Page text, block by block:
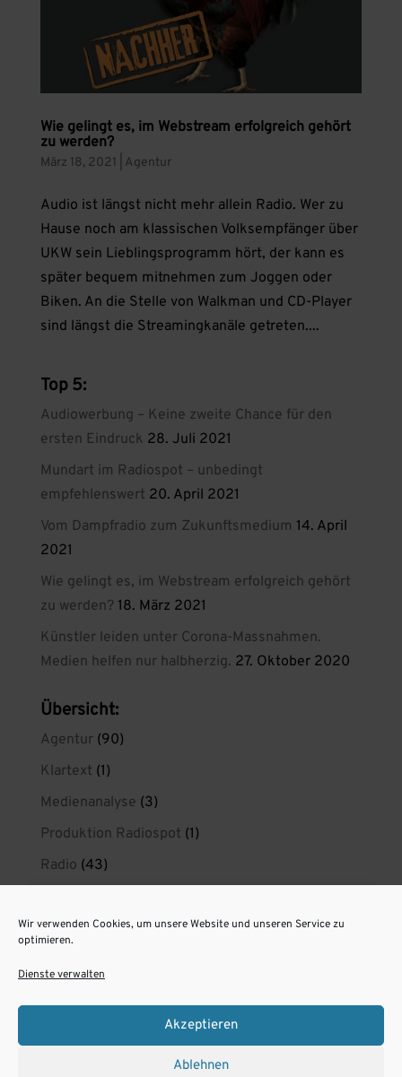
Wir verwenden Cookies, um unsere Website und unseren Service zu
optimieren.
Dienste verwalten
Akzeptieren
Ablehnen
Wie gelingt es, im Webstream erfolgreich gehört
zu werden?
März 18, 2021 Agentur
Audio ist längst nicht mehr allein Radio. Wer zu
Hause noch am klassischen Volksempfänger über
UKW sein Lieblingsprogramm hört, der kann es
später bequem mitnehmen zum Joggen oder
Biken. An die Stelle von Walkman und CD-Player
sind längst die Streamingkanäle getreten....
Top 5:
Audiowerbung – Keine zweite Chance für den
ersten Eindruck 28. Juli 2021
Mundart im Radiospot – unbedingt
empfehlenswert 20. April 2021
Vom Dampfradio zum Zukunftsmedium 14. April
2021
Wie gelingt es, im Webstream erfolgreich gehört
zu werden? 18. März 2021
Künstler leiden unter Corona-Massnahmen.
Medien helfen nur halbherzig. 27. Oktober 2020
Übersicht:
Agentur(90)
Klartext (1)
Medienanalyse (3)
Produktion Radiospot (1)
Radio (43)
radiokreaktiv privat(1)